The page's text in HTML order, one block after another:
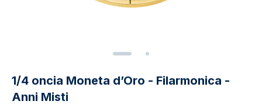
1/4 oncia Moneta d’Oro - Filarmonica -
Anni Misti